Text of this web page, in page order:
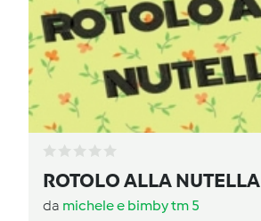
ROTOLO ALLA NUTELLA
da michele e bimby tm 5